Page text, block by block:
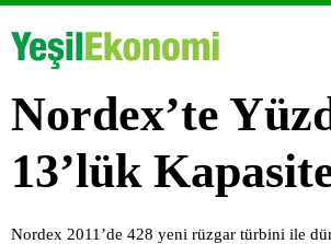
Nordex’te
13’lük
Nordex 2011’de 428 yeni rüzgar türbini ile